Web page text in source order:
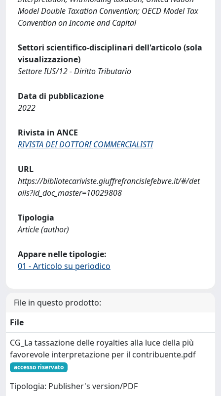
Model Double Taxation Convention; OECD Model Tax
Convention on Income and Capital
Settori scientifico-disciplinari dell'articolo (sola
visualizzazione)
Settore IUS/12 - Diritto Tributario
Data di pubblicazione
2022
Rivista in ANCE
RIVISTA DEI DOTTORI COMMERCIALISTI
URL
https://bibliotecariviste.giuffrefrancislefebvre.it/#/det
ails?id_doc_master=10029808
Tipologia
Article (author)
Appare nelle tipologie:
01 - Articolo su periodico
File in questo prodotto:
File
CG_La tassazione delle royalties alla luce della più
favorevole interpretazione per il contribuente.pdf
accesso riservato
Tipologia: Publisher's version/PDF